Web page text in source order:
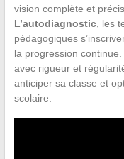
vision complète et
L’autodiagnostic, les
pédagogiques
la progression
avec rigueur et
anticiper sa classe et
scolaire.